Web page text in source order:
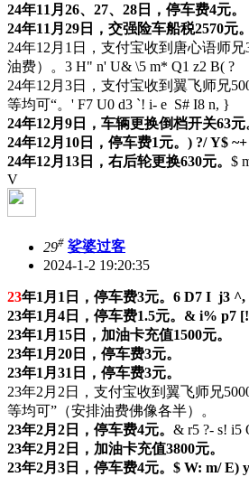
24年11月26、27、28日，停车费4元。
24年11月29日，交强险车船税2570元。
24年12月1日，支付宝收到唐心语师
油费）。 3 H" n' U& \5 m* Q1 z2 B( ?
24年12月3日，支付宝收到翼飞师兄
等均可“。 ' F7 U0 d3 `! i- e S# I8 n, }
24年12月9日，车辆更换倒档开关63元
24年12月10日，停车费1元。 ) ?/ Y$
24年12月13日，右后轮更换630元。 $
V
29# 娑婆过客
2024-1-2 19:20:35
23年1月1日，停车费3元。 6 D7 I j3
23年1月4日，停车费1.5元。 & i% p7
23年1月15日，加油卡充值1500元。
23年1月20日，停车费3元。
23年1月31日，停车费3元。
23年2月2日，支付宝收到翼飞师兄
等均可”（安排油费佛像各半）。
23年2月2日，停车费4元。 & r5 ?- s! i5
23年2月2日，加油卡充值3800元。
23年2月3日，停车费4元。 $ W: m/ E)